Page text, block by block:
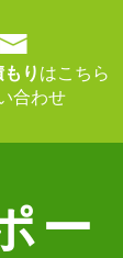
り はこちら
合わせ
ー